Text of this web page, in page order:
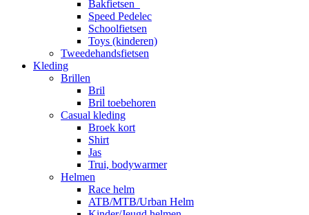
Bakfietsen
Speed Pedelec
Schoolfietsen
Toys (kinderen)
Tweedehandsfietsen
Kleding
Brillen
Bril
Bril toebehoren
Casual kleding
Broek kort
Shirt
Jas
Trui, bodywarmer
Helmen
Race helm
ATB/MTB/Urban Helm